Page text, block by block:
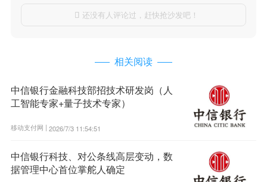
 还没有人评论过，赶快抢沙发吧！
相关阅读
中信银行金融科技部招技术研发岗（人
工智能专家+量子技术专家）
移动支付网 | 2026/7/3 11:54:51
中信银行科技、对公条线高层变动，数
据管理中心首位掌舵人确定